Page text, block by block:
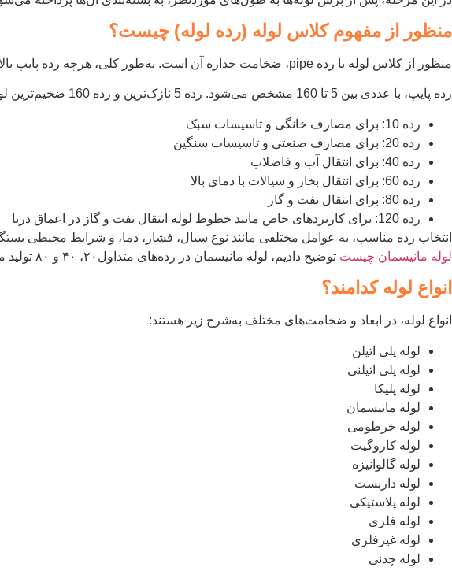
منظور از مفهوم کلاس لوله (رده لوله) چیست؟
منظور از کلاس لوله یا رده pipe، ضخامت جداره آن است. به‌طور کلی، هرچه رده پایپ بالاتر باشد، ضخامت جداره لوله بیشتر و به‌تبع آن، مقاومت پایپ دربرابر فشار و دما نیز بیشتر خواهد بود.
رده پایپ، با عددی بین 5 تا 160 مشخص می‌شود. رده 5 نازک‌ترین و رده 160 ضخیم‌ترین لوله‌ها هستند. رده‌های رایج لوله، عبارتند از:
رده 10: برای مصارف خانگی و تاسیسات سبک
رده 20: برای مصارف صنعتی و تاسیسات سنگین
رده 40: برای انتقال آب و فاضلاب
رده 60: برای انتقال بخار و سیالات با دمای بالا
رده 80: برای انتقال نفت و گاز
رده 120: برای کاربردهای خاص مانند خطوط لوله انتقال نفت و گاز در اعماق دریا
انتخاب رده مناسب، به عوامل مختلفی مانند نوع سیال، فشار، دما، و شرایط محیطی
لوله مانیسمان چیست توضیح دادیم، لوله مانیسمان در رده‌های متداول۲۰، ۴۰ و ۸۰ تولید می‌شود و هرچه رده لوله بالاتر رود، به این معناست که مقاومت لوله در برابر فشار و حرارت بیشتر می‌شود.
انواع لوله کدامند؟
انواع لوله، در ابعاد و ضخامت‌های مختلف به‌شرح زیر هستند:
لوله پلی اتیلن
لوله پلی اتیلنی
لوله پلیکا
لوله مانیسمان
لوله خرطومی
لوله کاروگیت
لوله گالوانیزه
لوله داربست
لوله پلاستیکی
لوله فلزی
لوله غیرفلزی
لوله چدنی